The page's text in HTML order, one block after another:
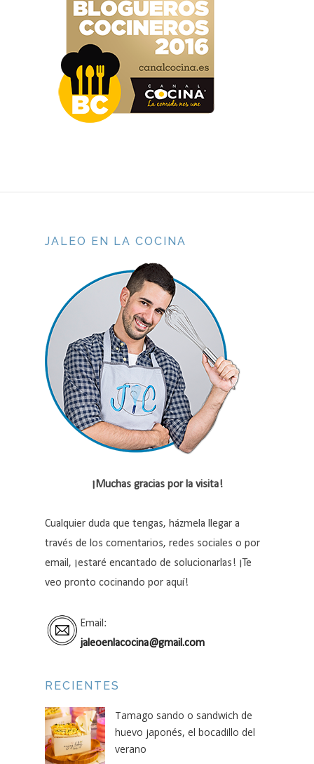
JALEO EN LA COCINA
¡Muchas gracias por la visita!
Cualquier duda que tengas, házmela llegar a
través de los comentarios, redes sociales o por
email, ¡estaré encantado de solucionarlas! ¡Te
veo pronto cocinando por aquí!
Email:
jaleoenlacocina@gmail.com
RECIENTES
Tamago sando o sandwich de
huevo japonés, el bocadillo del
verano